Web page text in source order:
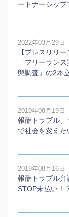
ートナーシップ
2022年03月29日
【プレスリリ
「フリーラン
態調査」の2本
2019年08月19日
報酬トラブル、
で社会を変えた
2019年08月16日
報酬トラブル弁
STOP未払い！